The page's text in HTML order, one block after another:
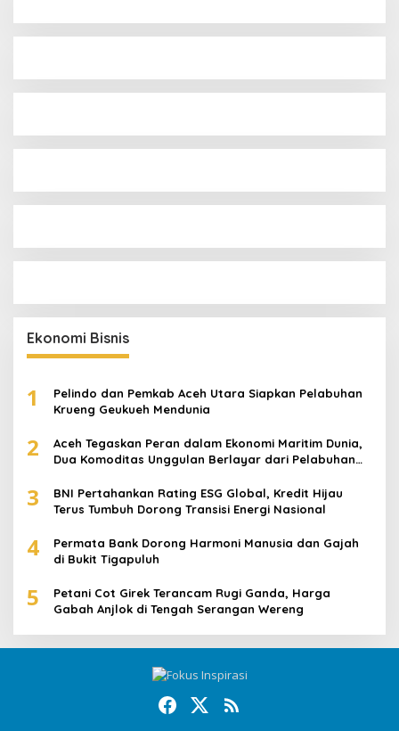
Ekonomi Bisnis
1
Pelindo dan Pemkab Aceh Utara Siapkan Pelabuhan
Krueng Geukueh Mendunia
2
Aceh Tegaskan Peran dalam Ekonomi Maritim Dunia,
Dua Komoditas Unggulan Berlayar dari Pelabuhan
3
BNI Pertahankan Rating ESG Global, Kredit Hijau
Terus Tumbuh Dorong Transisi Energi Nasional
4
Permata Bank Dorong Harmoni Manusia dan Gajah
di Bukit Tigapuluh
5
Petani Cot Girek Terancam Rugi Ganda, Harga
Gabah Anjlok di Tengah Serangan Wereng